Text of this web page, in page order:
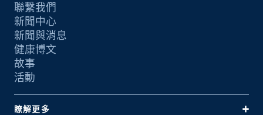
聯繫我們
新聞中心
新聞與消息
健康博文
故事
活動
瞭解更多